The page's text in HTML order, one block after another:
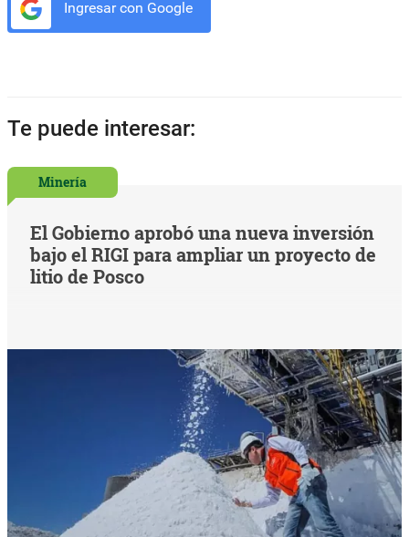
Ingresar con Google
Te puede interesar:
Minería
El Gobierno aprobó una nueva inversión
bajo el RIGI para ampliar un proyecto de
litio de Posco